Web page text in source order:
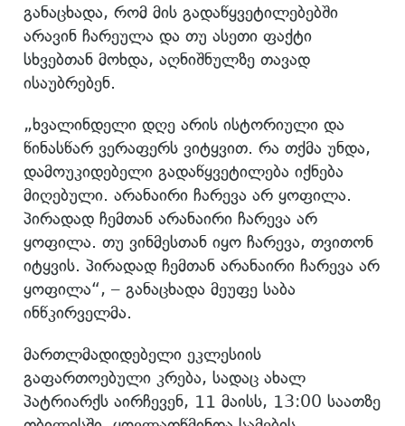
განაცხადა, რომ მის გადაწყვეტილებებში
არავინ ჩარეულა და თუ ასეთი ფაქტი
სხვებთან მოხდა, აღნიშნულზე თავად
ისაუბრებენ.
„ხვალინდელი დღე არის ისტორიული და
წინასწარ ვერაფერს ვიტყვით. რა თქმა უნდა,
დამოუკიდებელი გადაწყვეტილება იქნება
მიღებული. არანაირი ჩარევა არ ყოფილა.
პირადად ჩემთან არანაირი ჩარევა არ
ყოფილა. თუ ვინმესთან იყო ჩარევა, თვითონ
იტყვის. პირადად ჩემთან არანაირი ჩარევა არ
ყოფილა“, – განაცხადა მეუფე საბა
ინწკირველმა.
მართლმადიდებელი ეკლესიის
გაფართოებული კრება, სადაც ახალ
პატრიარქს აირჩევენ, 11 მაისს, 13:00 საათზე